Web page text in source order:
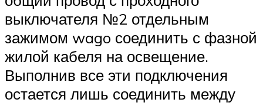
выключателя №2 отдельным
зажимом wago соединить с фазной
жилой кабеля на освещение.
Выполнив все эти подключения
остается лишь соединить между